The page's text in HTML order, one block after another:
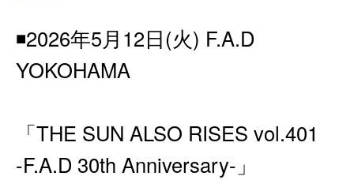
◾️2026年5月12日(火) F.A.D
YOKOHAMA
「THE SUN ALSO RISES vol.401
-F.A.D 30th Anniversary-」